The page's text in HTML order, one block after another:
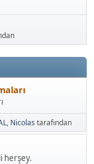
,Nicolastarafından